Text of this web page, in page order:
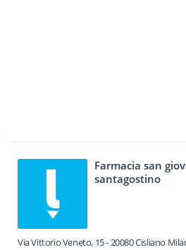
Farmacia san
santagostino
Via Vittorio Veneto, 15-20080Cisliano